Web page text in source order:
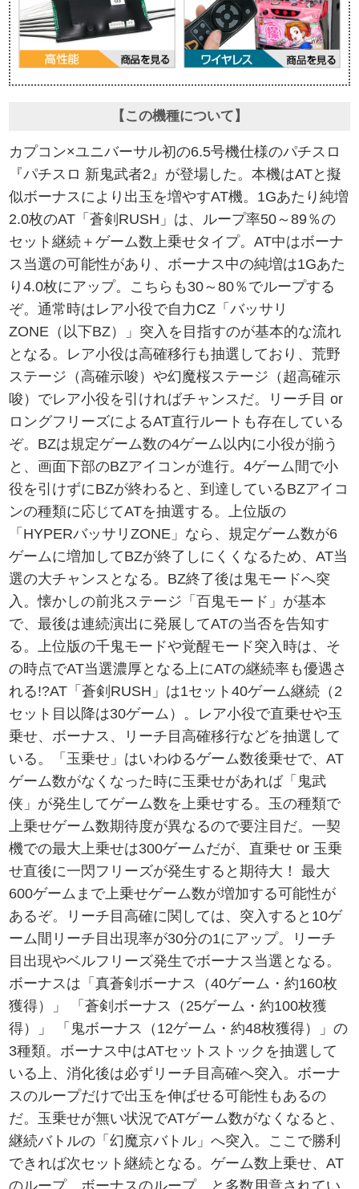
【この機種について】
カプコン×ユニバーサル初の6.5号機仕様のパチスロ
『パチスロ 新鬼武者2』が登場した。本機はATと擬
似ボーナスにより出玉を増やすAT機。1Gあたり純増
2.0枚のAT「蒼剣RUSH」は、ループ率50～89％の
セット継続＋ゲーム数上乗せタイプ。AT中はボーナ
ス当選の可能性があり、ボーナス中の純増は1Gあた
り4.0枚にアップ。こちらも30～80％でループする
ぞ。通常時はレア小役で自力CZ「バッサリ
ZONE（以下BZ）」突入を目指すのが基本的な流れ
となる。レア小役は高確移行も抽選しており、荒野
ステージ（高確示唆）や幻魔桜ステージ（超高確示
唆）でレア小役を引ければチャンスだ。リーチ目 or
ロングフリーズによるAT直行ルートも存在している
ぞ。BZは規定ゲーム数の4ゲーム以内に小役が揃う
と、画面下部のBZアイコンが進行。4ゲーム間で小
役を引けずにBZが終わると、到達しているBZアイコ
ンの種類に応じてATを抽選する。上位版の
「HYPERバッサリZONE」なら、規定ゲーム数が6
ゲームに増加してBZが終了しにくくなるため、AT当
選の大チャンスとなる。BZ終了後は鬼モードへ突
入。懐かしの前兆ステージ「百鬼モード」が基本
で、最後は連続演出に発展してATの当否を告知す
る。上位版の千鬼モードや覚醒モード突入時は、そ
の時点でAT当選濃厚となる上にATの継続率も優遇さ
れる!?AT「蒼剣RUSH」は1セット40ゲーム継続（2
セット目以降は30ゲーム）。レア小役で直乗せや玉
乗せ、ボーナス、リーチ目高確移行などを抽選して
いる。「玉乗せ」はいわゆるゲーム数後乗せで、AT
ゲーム数がなくなった時に玉乗せがあれば「鬼武
侠」が発生してゲーム数を上乗せする。玉の種類で
上乗せゲーム数期待度が異なるので要注目だ。一契
機での最大上乗せは300ゲームだが、直乗せ or 玉乗
せ直後に一閃フリーズが発生すると期待大！ 最大
600ゲームまで上乗せゲーム数が増加する可能性が
あるぞ。リーチ目高確に関しては、突入すると10ゲ
ーム間リーチ目出現率が30分の1にアップ。リーチ
目出現やベルフリーズ発生でボーナス当選となる。
ボーナスは「真蒼剣ボーナス（40ゲーム・約160枚
獲得）」 「蒼剣ボーナス（25ゲーム・約100枚獲
得）」 「鬼ボーナス（12ゲーム・約48枚獲得）」の
3種類。ボーナス中はATセットストックを抽選して
いる上、消化後は必ずリーチ目高確へ突入。ボーナ
スのループだけで出玉を伸ばせる可能性もあるの
だ。玉乗せが無い状況でATゲーム数がなくなると、
継続バトルの「幻魔京バトル」へ突入。ここで勝利
できれば次セット継続となる。ゲーム数上乗せ、AT
のループ、ボーナスのループ、と多数用意されてい